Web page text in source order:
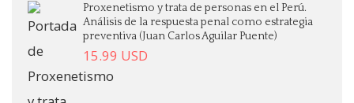
Proxenetismo y trata de personas en el Perú.
Análisis de la respuesta penal como estrategia
preventiva (Juan Carlos Aguilar Puente)
15.99 USD